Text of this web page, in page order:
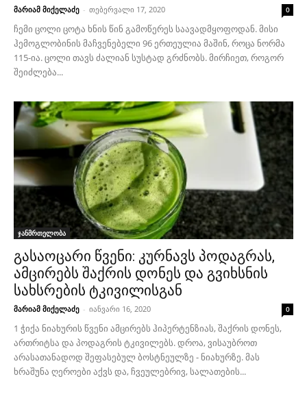
მარიამ მიქელაძე - თებერვალი 17, 2020 0
ჩემი ცოლი ცოტა ხნის წინ გამოწერეს საავადმყოფოდან. მისი
ჰემოგლობინის მაჩვენებელი 96 ერთეულია მაშინ, როცა ნორმა
115-ია. ცოლი თავს ძალიან სუსტად გრძნობს. მირჩიეთ, როგორ
შეიძლება...
ჯანმრთელობა
გასაოცარი წვენი: კურნავს პოდაგრას,
ამცირებს შაქრის დონეს და გვიხსნის
სახსრების ტკივილისგან
მარიამ მიქელაძე - იანვარი 16, 2020 0
1 ჭიქა ნიახურის წვენი ამცირებს ჰიპერტენზიას, შაქრის დონეს,
ართრიტსა და პოდაგრის ტკივილებს. დროა, ვისაუბროთ
არასათანადოდ შეფასებულ ბოსტნეულზე - ნიახურზე. მას
ხრაშუნა ღეროები აქვს და, ჩვეულებრივ, სალათების...